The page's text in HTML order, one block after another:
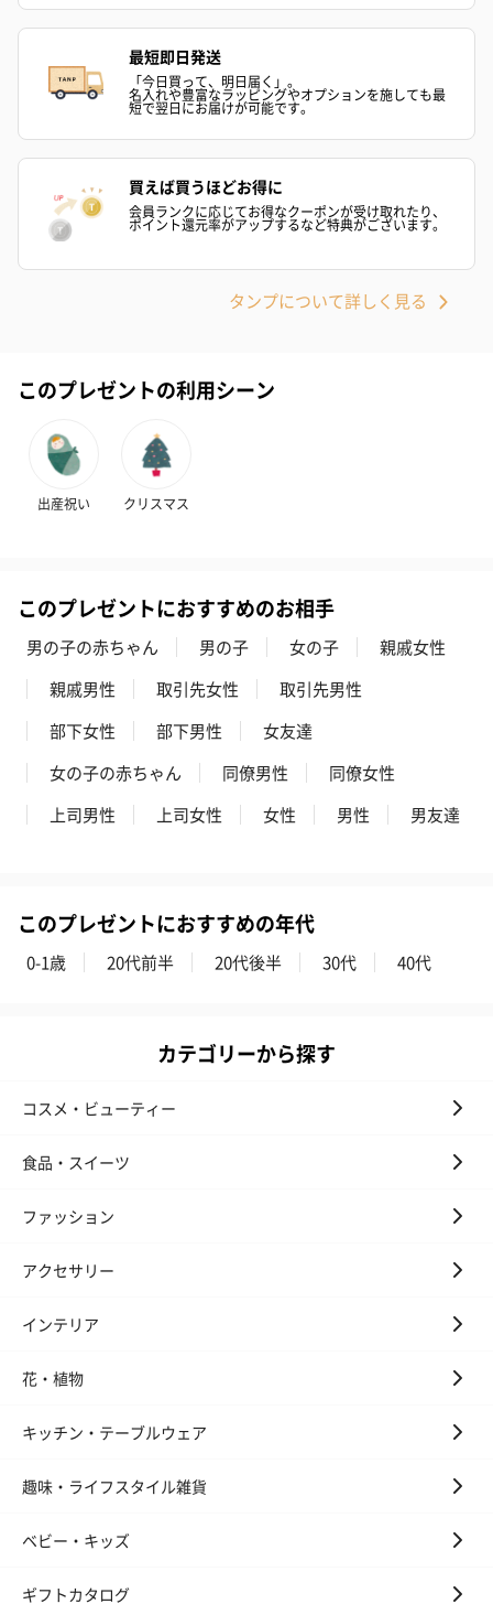
アールグレイ（HAPPY
BIRTHDAY TO YOU）
（660円）
アールグレイティー
（660円）
スイーツ
スイーツを同梱してお届けいたします。ギフトへの＋αにおすすめ
ゼリーバウム カット
スキンケアグッズ
（1,100円）
レープフルーツ）
（2,145円）
円）
【Thank you
ハンドタオル・ハンカチ
ハンドタオル・ハンカチを同梱してお届けいたします。ギフトへ
の＋αにおすすめです。
最短即日発送
「今日買って、明日届く」。
名入れや豊富なラッピングやオプションを施しても最
短で翌日にお届けが可能です。
買えば買うほどお得に
会員ランクに応じてお得なクーポンが受け取れたり、
ポイント還元率がアップするなど特典がございます。
タンプについて詳しく見る
このプレゼントの利用シーン
出産祝い クリスマス
このプレゼントにおすすめのお相手
男の子の赤ちゃん 男の子 女の子
親戚女性
親戚男性
取引先女性
取引先男性
部下女性
部下男性
女友達
女の子の赤ちゃん
同僚男性
同僚女性
上司男性
上司女性 女性 男性 男友達
このプレゼントにおすすめの年代
0-1歳 20代前半 20代後半 30代 40代
カテゴリーから探す
コスメ・ビューティー
食品・スイーツ
ファッション
アクセサリー
インテリア
花・植物
キッチン・テーブルウェア
趣味・ライフスタイル雑貨
ベビー・キッズ
ギフトカタログ